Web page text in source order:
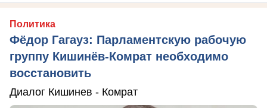
Политика
Фёдор Гагауз: Парламентскую рабочую
группу Кишинёв-Комрат необходимо
восстановить
Диалог Кишинев - Комрат